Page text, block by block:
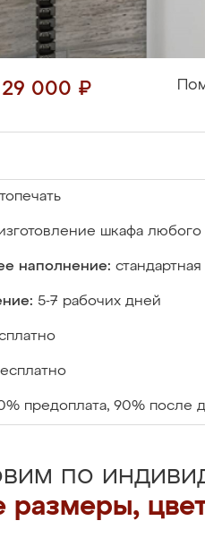
29 000 ₽
шкафа любого
наполнение:
5-7 рабочих дней
предоплата, 90% после
по